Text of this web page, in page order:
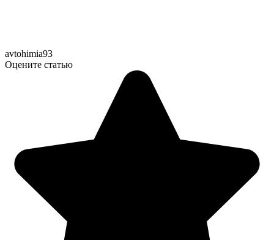
avtohimia93
Оцените статью